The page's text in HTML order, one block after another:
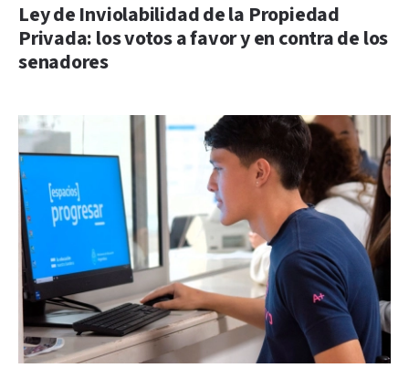
Ley de Inviolabilidad de la Propiedad
Privada: los votos a favor y en contra de los
senadores